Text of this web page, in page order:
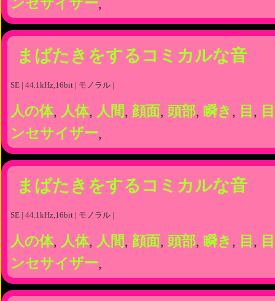
ンセサイザー,
まばたきをするコミカルな音
SE | 44.1kHz,16bit | モノラル |
人の体, 人体, 人間, 顔面, 頭部, 瞬き , 目 ,
ンセサイザー,
まばたきをするコミカルな音
SE | 44.1kHz,16bit | モノラル |
人の体, 人体, 人間, 顔面, 頭部, 瞬き , 目 ,
ンセサイザー,